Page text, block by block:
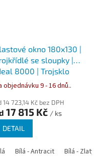
Bílá - Tmavý dub Bílá -
okno 180x130 |
se sloupky |
8000 | Trojsklo
objednávku 9 - 16 dnů..
14 723,14 Kč bez DPH
17 815 Kč / ks
DETAIL
Bílá - Antracit Bílá - Zlatý